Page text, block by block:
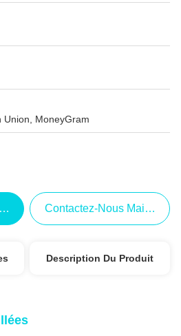
Union, MoneyGram
Contactez-Nous Maintenant
Description Du Produit